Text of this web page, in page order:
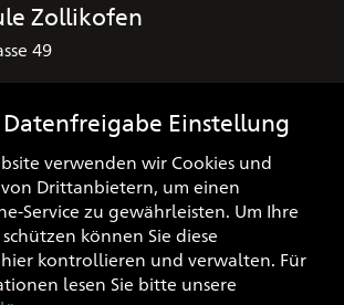
Zollikofen
49
0000 3000 0974 3
Einstellung
verwenden wir Cookies und
Drittanbietern, um einen
Service zu gewährleisten. Um Ihre
können Sie diese
kontrollieren und verwalten. Für
lesen Sie bitte unsere